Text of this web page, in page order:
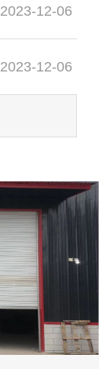
2023-12-06
2023-12-06